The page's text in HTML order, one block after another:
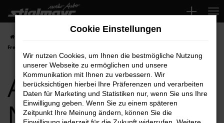
Zum
Hauptinhalt
springen
Freising Top-Angebote
Audi RS6
Neuwagen für
Cookie Einstellungen
Wir nutzen Cookies, um Ihnen die bestmögliche Nutzung
unserer Webseite zu ermöglichen und unsere
Kommunikation mit Ihnen zu verbessern. Wir
berücksichtigen hierbei Ihre Präferenzen und verarbeiten
Daten für Marketing und Statistiken nur, wenn Sie uns Ihre
Einwilligung geben. Wenn Sie zu einem späteren
Zeitpunkt Ihre Meinung ändern, können Sie die